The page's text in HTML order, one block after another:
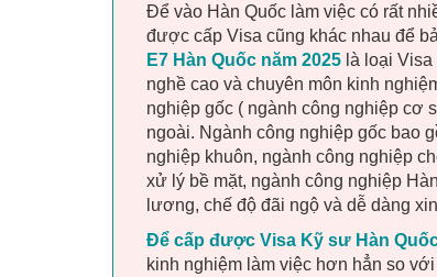
Để vào Hàn Quốc làm việc có rất
được cấp Visa cũng khác nhau để
E7 Hàn Quốc năm 2025 là loại
nghề cao và chuyên môn kinh
nghiệp gốc ( ngành công nghiệp cơ
ngoài. Ngành công nghiệp gốc bao
nghiệp khuôn, ngành công nghiệp
xử lý bề mặt, ngành công nghiệp
lương, chế độ đãi ngộ và dễ dàng
Để cấp được Visa Kỹ sư Hàn
kinh nghiệm làm việc hơn hẳn so